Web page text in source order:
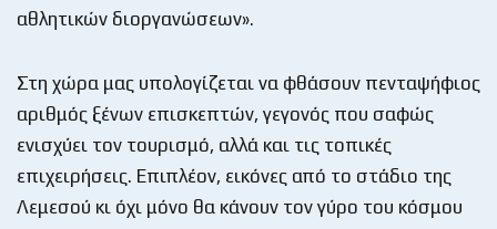
αθλητικών διοργανώσεων».
Στη χώρα μας υπολογίζεται να φθάσουν πενταψήφιος
αριθμός ξένων επισκεπτών, γεγονός που σαφώς
ενισχύει τον τουρισμό, αλλά και τις τοπικές
επιχειρήσεις. Επιπλέον, εικόνες από το στάδιο της
Λεμεσού κι όχι μόνο θα κάνουν τον γύρο του κόσμου